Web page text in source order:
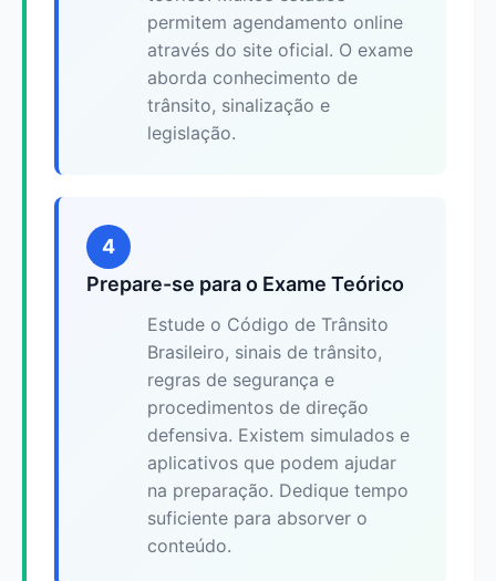
permitem agendamento online
através do site oficial. O exame
aborda conhecimento de
trânsito, sinalização e
legislação.
4
Prepare-se para o Exame Teórico
Estude o Código de Trânsito
Brasileiro, sinais de trânsito,
regras de segurança e
procedimentos de direção
defensiva. Existem simulados e
aplicativos que podem ajudar
na preparação. Dedique tempo
suficiente para absorver o
conteúdo.